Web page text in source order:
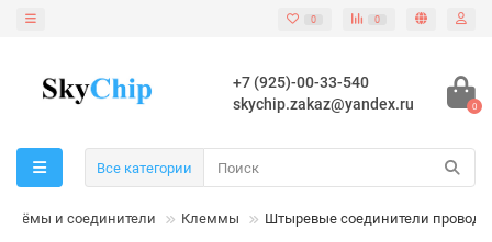
0 0
+7 (925)-00-33-540
skychip.zakaz@yandex.ru
0
Все категории
и соединители Клеммы Штыревые соединители